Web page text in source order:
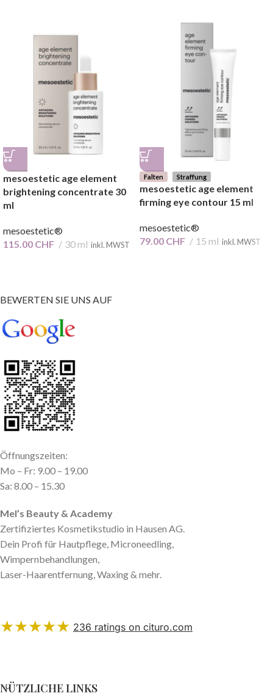
mesoestetic age element
brightening concentrate 30
ml
mesoestetic®
115.00 CHF 30 ml inkl. MWST
Falten Straffung
mesoestetic age element
firming eye contour 15 ml
mesoestetic®
79.00 CHF 15 ml inkl. MWST
BEWERTEN SIE UNS AUF
Öffnungszeiten:
Mo – Fr: 9.00 – 19.00
Sa: 8.00 – 15.30
Mel’s Beauty & Academy
Zertifiziertes Kosmetikstudio in Hausen AG.
Dein Profi für Hautpflege, Microneedling,
Wimpernbehandlungen,
Laser-Haarentfernung, Waxing & mehr.
★★★★★ 236 ratings on cituro.com
NÜTZLICHE LINKS